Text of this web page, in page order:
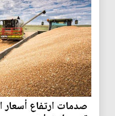
صدمات ارتفاع أسعار